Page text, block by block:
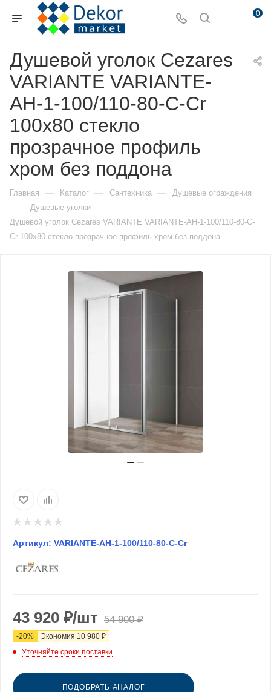
0
Душевой уголок Cezares
VARIANTE VARIANTE-
AH-1-100/110-80-C-Cr
100х80 стекло
прозрачное профиль
хром без поддона
Главная — Каталог — Сантехника — Душевые ограждения
— Душевые уголки —
Душевой уголок Cezares VARIANTE VARIANTE-AH-1-100/110-80-C-
Cr 100х80 стекло прозрачное профиль хром без поддона
Артикул: VARIANTE-AH-1-100/110-80-C-Cr
43 920 ₽/шт 54 900₽
-20% Экономия 10 980 ₽
Уточняйте сроки поставки
ПОДОБРАТЬ АНАЛОГ